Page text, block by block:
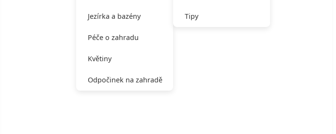
Jezírka a bazény
Péče o zahradu
Květiny
Odpočinek na zahradě
Tipy